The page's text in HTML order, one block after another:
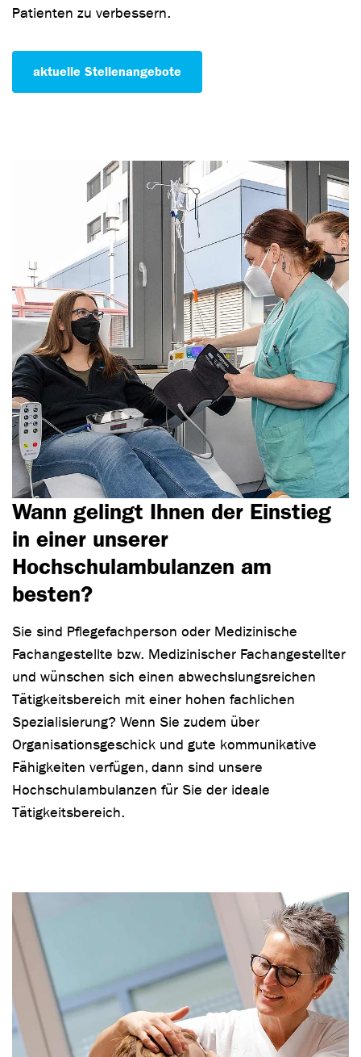
Patienten zu verbessern.
aktuelle Stellenangebote
Wann gelingt Ihnen der Einstieg
in einer unserer
Hochschulambulanzen am
besten?
Sie sind Pflegefachperson oder Medizinische
Fachangestellte bzw. Medizinischer Fachangestellter
und wünschen sich einen abwechslungsreichen
Tätigkeitsbereich mit einer hohen fachlichen
Spezialisierung? Wenn Sie zudem über
Organisationsgeschick und gute kommunikative
Fähigkeiten verfügen, dann sind unsere
Hochschulambulanzen für Sie der ideale
Tätigkeitsbereich.